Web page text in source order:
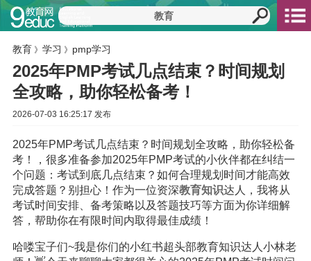
教育 》 学习 》 pmp学习
2025年PMP考试几点结束？时间规划
全攻略，助你轻松备考！
2026-07-03 16:25:17 发布
2025年PMP考试几点结束？时间规划全攻略，助你轻松备
考！，很多准备参加2025年PMP考试的小伙伴都在纠结一
个问题：考试到底几点结束？如何合理规划时间才能高效
完成答题？别担心！作为一位资深教育知识达人，我将从
考试时间安排、备考策略以及答题技巧等方面为你详细解
答，帮助你在有限时间内取得最佳成绩！
哈喽宝子们~我是你们的小红书超头部教育知识达人小林老